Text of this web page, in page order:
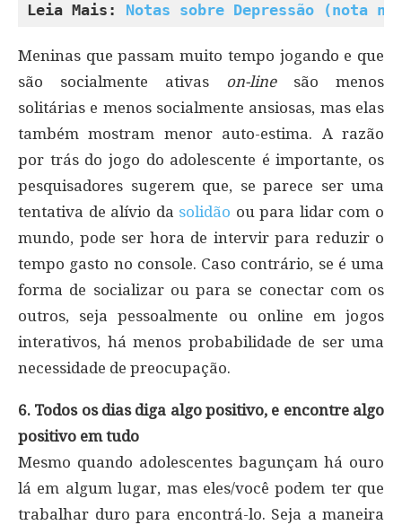
Leia Mais: Notas sobre Depressão (nota
Meninas que passam muito tempo jogando e que
são socialmente ativas on-linesão menos
solitárias e menos socialmente ansiosas, mas elas
também mostram menor auto-estima. A razão
por trás do jogo do adolescente é importante, os
pesquisadores sugerem que, se parece ser uma
tentativa de alívio da solidão ou para lidar com o
mundo, pode ser hora de intervir para reduzir o
tempo gasto no console. Caso contrário, se é uma
forma de socializar ou para se conectar com os
outros, seja pessoalmente ou online em jogos
interativos, há menos probabilidade de ser uma
necessidade de preocupação.
6. Todos os dias diga algo positivo, e encontre algo
positivo em tudo
Mesmo quando adolescentes bagunçam há ouro
lá em algum lugar, mas eles/você podem ter que
trabalhar duro para encontrá-lo. Seja a maneira